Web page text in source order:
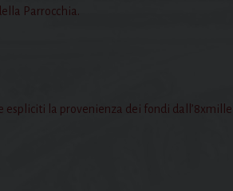
Parrocchia.
la provenienza dei fondi dall’8xmille